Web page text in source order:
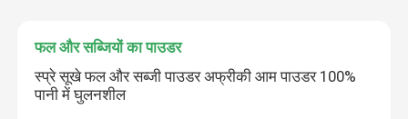
फल और सब्जियों का पाउडर
स्प्रे सूखे फल और सब्जी पाउडर अफ्रीकी आम पाउडर 100%
पानी में घुलनशील